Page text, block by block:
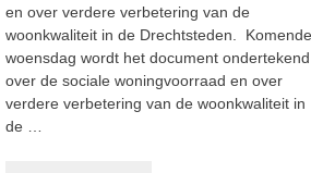
en over verdere verbetering van de
woonkwaliteit in de Drechtsteden. Komende
woensdag wordt het document ondertekend
over de sociale woningvoorraad en over
verdere verbetering van de woonkwaliteit in
de …